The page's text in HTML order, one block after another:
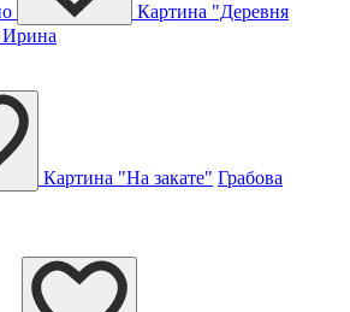
Картина "Деревня
Ирина
Картина "На закате" Грабова